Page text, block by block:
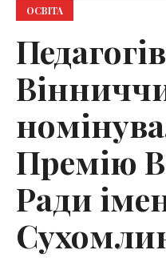
ОСВІТА
Премію
Ради